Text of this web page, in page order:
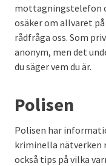
mottagningstelefon
osäker om allvaret
rådfråga oss. Som
anonym, men det
du säger vem du är.
Polisen
Polisen har
kriminella nätverken
också tips på vilka